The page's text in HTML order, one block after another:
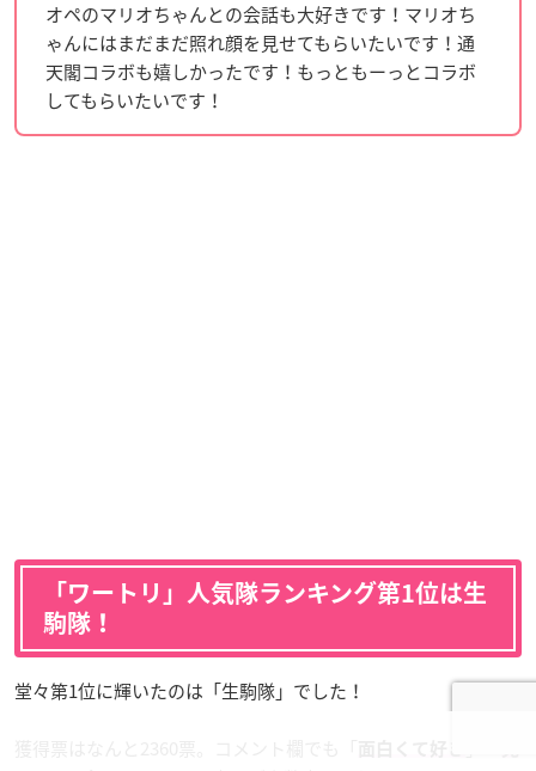
オペのマリオちゃんとの会話も大好きです！マリオち
ゃんにはまだまだ照れ顔を見せてもらいたいです！通
天閣コラボも嬉しかったです！もっともーっとコラボ
してもらいたいです！
「ワートリ」人気隊ランキング第1位は生
駒隊！
堂々第1位に輝いたのは「生駒隊」でした！